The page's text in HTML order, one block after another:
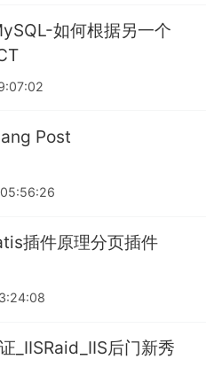
如何根据另一个
Post
插件原理分页插件
_IISRaid_IIS后门新秀